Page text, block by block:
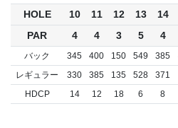
HOLE 10 11 12 13 14
PAR
4 4 3 5 4
バック 345 400 150 549 385
レギュラー
330 385 135 528 371
HDCP
14 12 18 6 8